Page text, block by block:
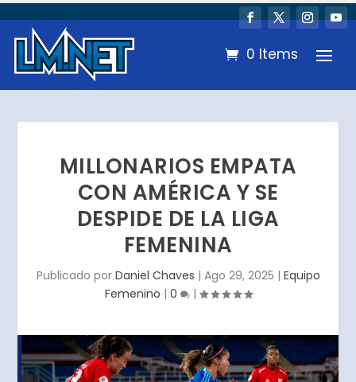
0 Items
MILLONARIOS EMPATA
CON AMÉRICA Y SE
DESPIDE DE LA LIGA
FEMENINA
Publicado por Daniel Chaves | Ago 29, 2025 | Equipo
Femenino | 0 |